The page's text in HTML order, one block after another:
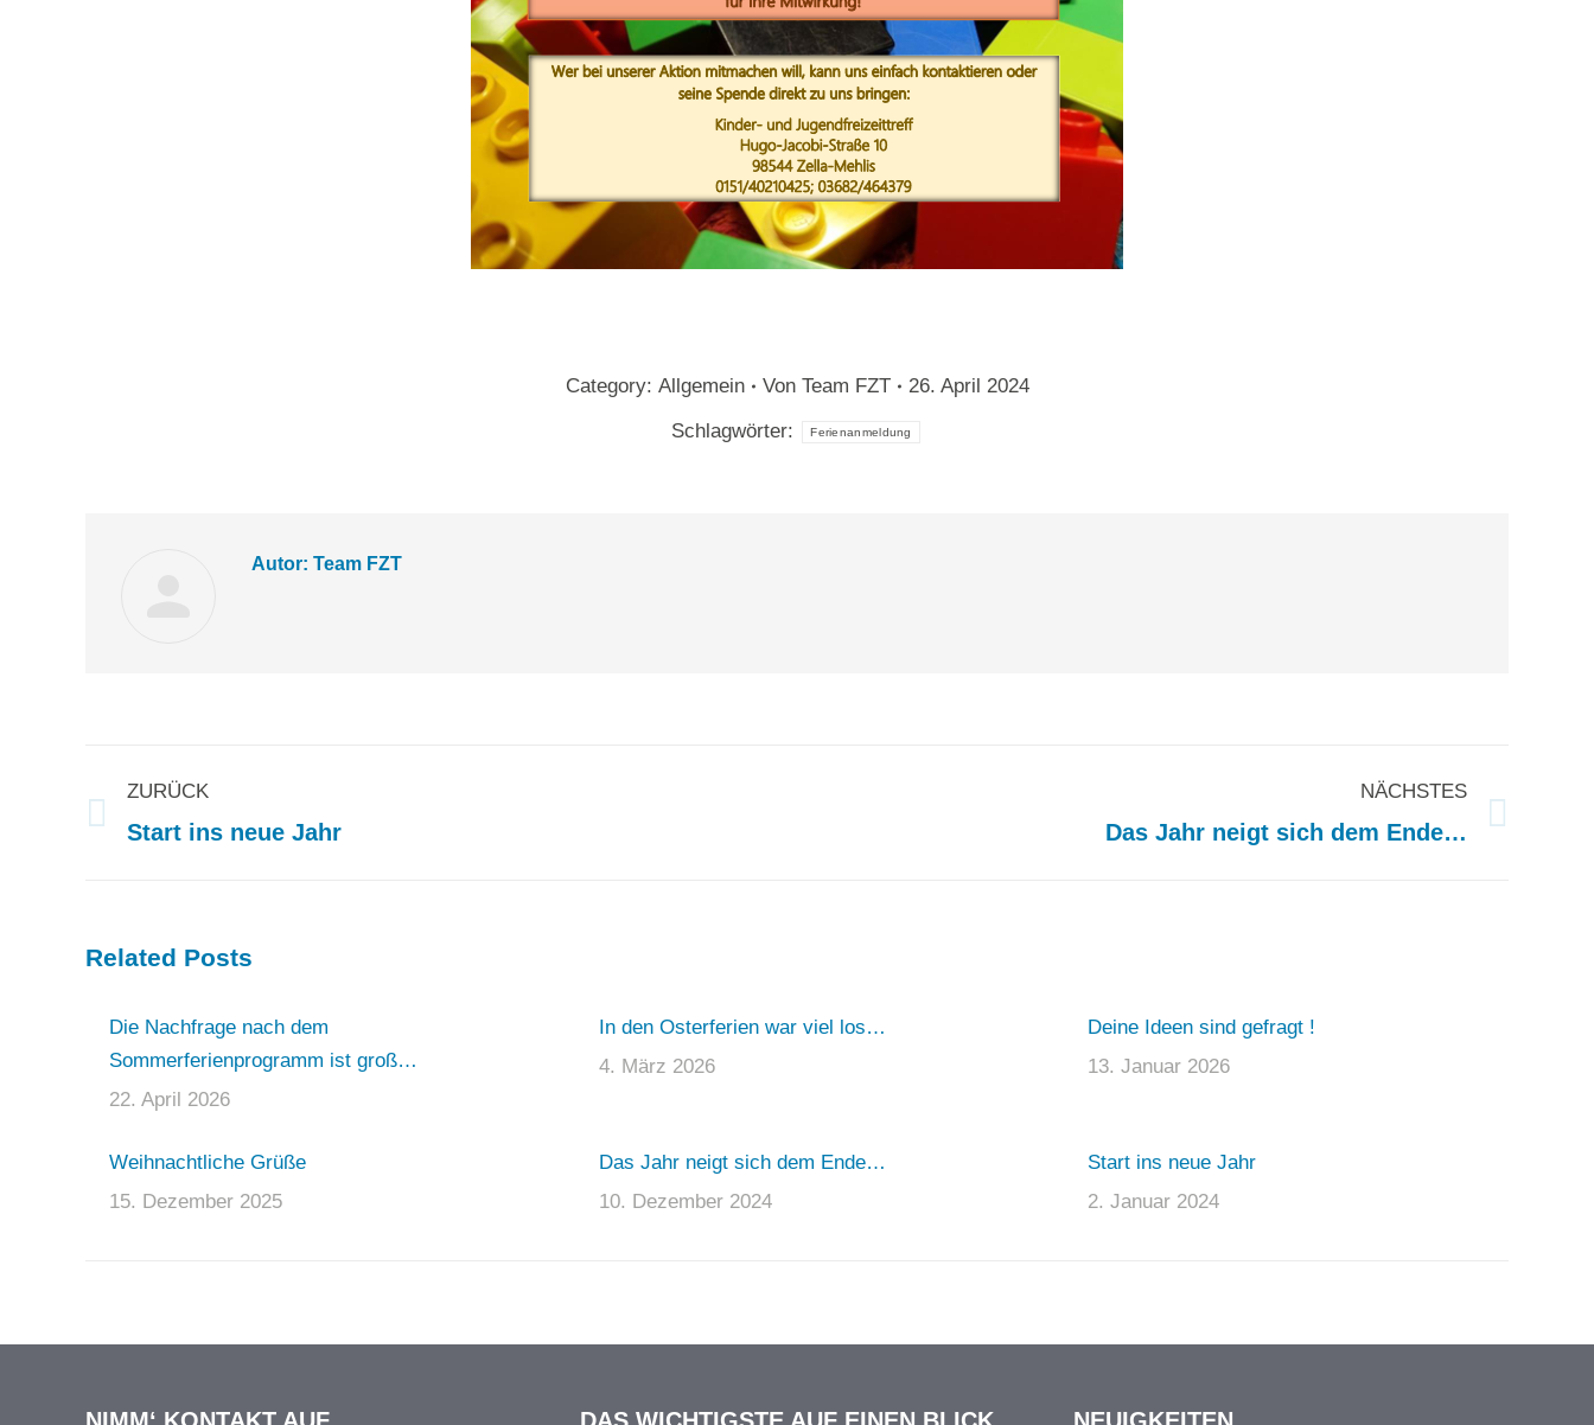
Category: Allgemein Von Team FZT
26. April 2024
Schlagwörter:
Ferienanmeldung
Autor: Team FZT
Kommentarnavigation
ZURÜCK
Vorheriger
Start ins neue Jahr
NÄCHSTES
Das Jahr neigt sich dem Ende…
Related Posts
Die Nachfrage nach dem
Sommerferienprogramm ist groß…
22. April 2026
In den Osterferien war viel los…
4. März 2026
Deine Ideen sind gefragt !
13. Januar 2026
Weihnachtliche Grüße
15. Dezember 2025
Das Jahr neigt sich dem Ende…
10. Dezember 2024
Start ins neue Jahr
2. Januar 2024